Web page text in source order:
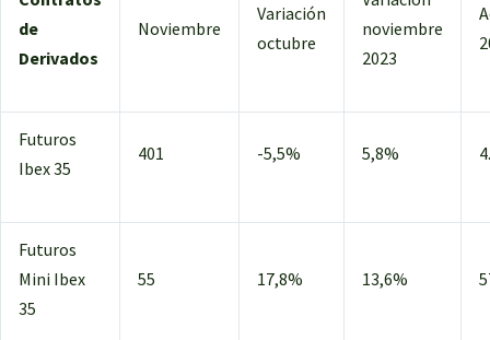
de
Derivados
Noviembre
Variación
octubre
noviembre
2023
Futuros
Ibex 35
401 -5,5% 5,8%
Futuros
Mini Ibex
35
55 17,8% 13,6%